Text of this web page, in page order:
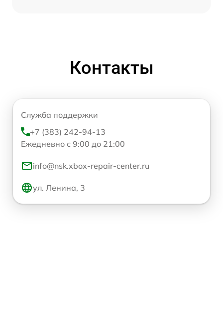
Контакты
Служба поддержки
+7 (383) 242-94-13
Ежедневно с 9:00 до 21:00
info@nsk.xbox-repair-center.ru
ул. Ленина, 3